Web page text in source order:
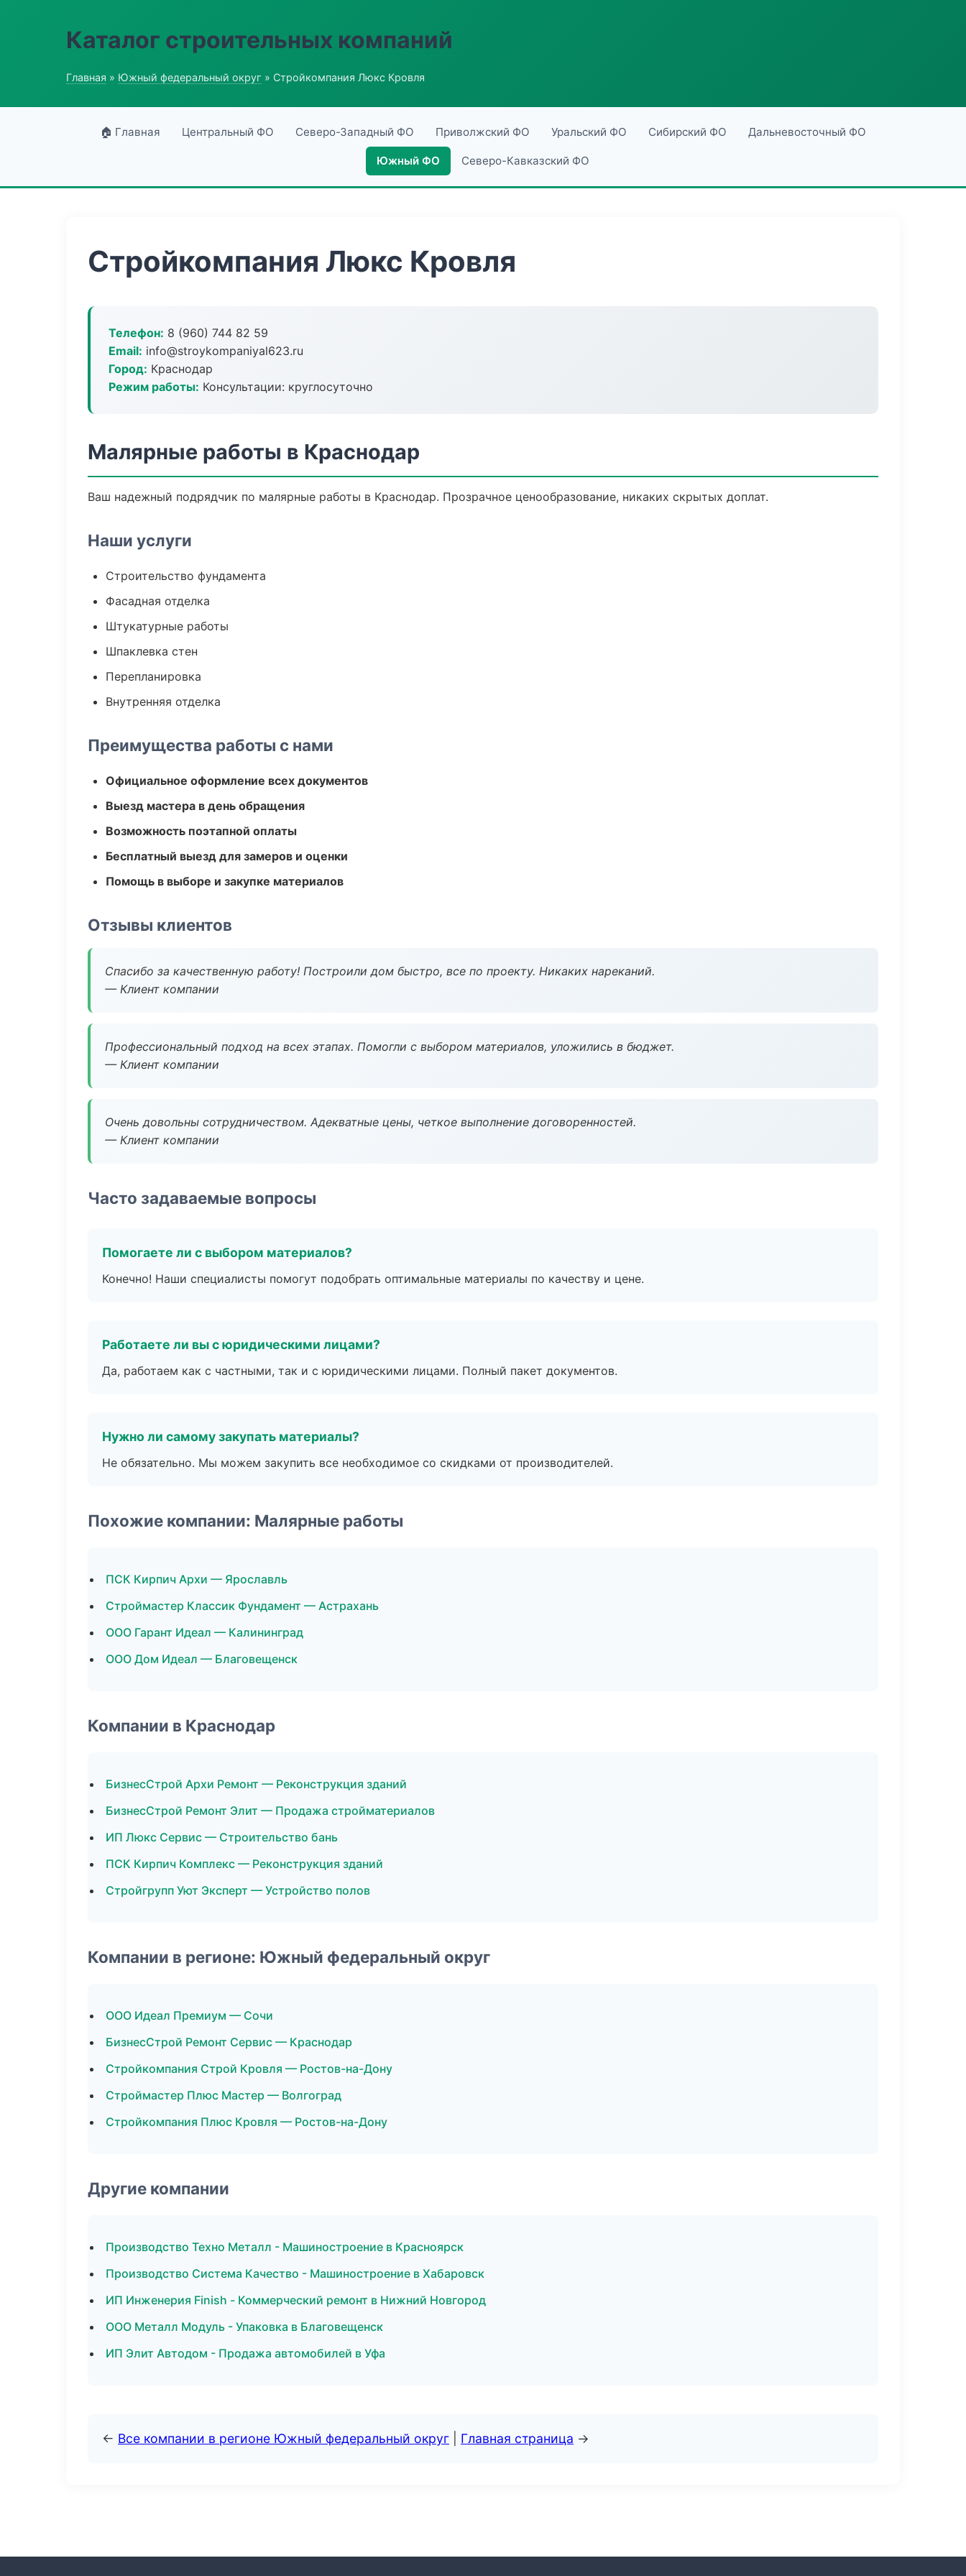
Каталог строительных компаний
Главная » Южный федеральный округ » Стройкомпания Люкс Кровля
🏠 Главная Центральный ФО Северо-Западный ФО Приволжский ФО Уральский ФО Сибирский ФО Дальневосточный ФО
Южный ФО Северо-Кавказский ФО
Стройкомпания Люкс Кровля
Телефон: 8 (960) 744 82 59
Email: info@stroykompaniyal623.ru
Город: Краснодар
Режим работы: Консультации: круглосуточно
Малярные работы в Краснодар
Ваш надежный подрядчик по малярные работы в Краснодар. Прозрачное ценообразование, никаких скрытых доплат.
Наши услуги
Строительство фундамента
Фасадная отделка
Штукатурные работы
Шпаклевка стен
Перепланировка
Внутренняя отделка
Преимущества работы с нами
Официальное оформление всех документов
Выезд мастера в день обращения
Возможность поэтапной оплаты
Бесплатный выезд для замеров и оценки
Помощь в выборе и закупке материалов
Отзывы клиентов
Спасибо за качественную работу! Построили дом быстро, все по проекту. Никаких нареканий.
— Клиент компании
Профессиональный подход на всех этапах. Помогли с выбором материалов, уложились в бюджет.
— Клиент компании
Очень довольны сотрудничеством. Адекватные цены, четкое выполнение договоренностей.
— Клиент компании
Часто задаваемые вопросы
Помогаете ли с выбором материалов?
Конечно! Наши специалисты помогут подобрать оптимальные материалы по качеству и цене.
Работаете ли вы с юридическими лицами?
Да, работаем как с частными, так и с юридическими лицами. Полный пакет документов.
Нужно ли самому закупать материалы?
Не обязательно. Мы можем закупить все необходимое со скидками от производителей.
Похожие компании: Малярные работы
ПСК Кирпич Архи — Ярославль
Строймастер Классик Фундамент — Астрахань
ООО Гарант Идеал — Калининград
ООО Дом Идеал — Благовещенск
Компании в Краснодар
БизнесСтрой Архи Ремонт — Реконструкция зданий
БизнесСтрой Ремонт Элит — Продажа стройматериалов
ИП Люкс Сервис — Строительство бань
ПСК Кирпич Комплекс — Реконструкция зданий
Стройгрупп Уют Эксперт — Устройство полов
Компании в регионе: Южный федеральный округ
ООО Идеал Премиум — Сочи
БизнесСтрой Ремонт Сервис — Краснодар
Стройкомпания Строй Кровля — Ростов-на-Дону
Строймастер Плюс Мастер — Волгоград
Стройкомпания Плюс Кровля — Ростов-на-Дону
Другие компании
Производство Техно Металл - Машиностроение в Красноярск
Производство Система Качество - Машиностроение в Хабаровск
ИП Инженерия Finish - Коммерческий ремонт в Нижний Новгород
ООО Металл Модуль - Упаковка в Благовещенск
ИП Элит Автодом - Продажа автомобилей в Уфа
← Все компании в регионе Южный федеральный округ Главная страница →